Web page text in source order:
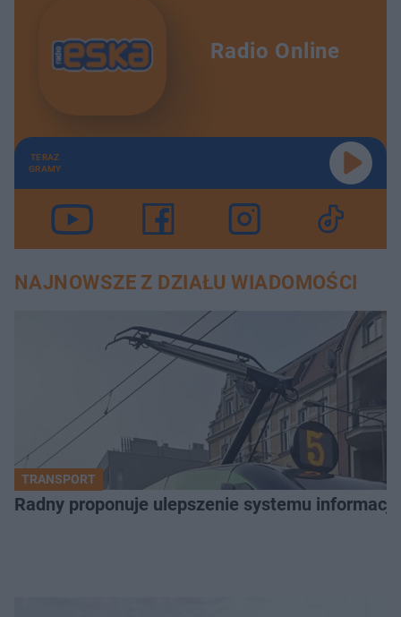
Radio Online
TERAZ
GRAMY
NAJNOWSZE Z DZIAŁU WIADOMOŚCI
TRANSPORT
Radny proponuje ulepszenie systemu